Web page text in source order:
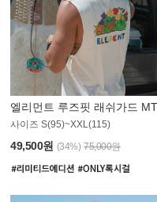
사이즈 S(95)~XXL(115)
49,500원 (34%) 75,000원